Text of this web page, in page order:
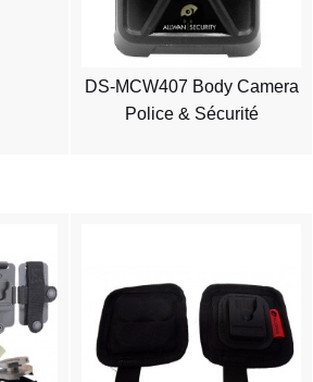
DS-MCW407 Body Camera
Police & Sécurité